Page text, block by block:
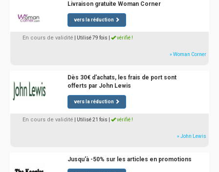
Livraison gratuite Woman Corner
vers la réduction
En cours de validité | Utilisé 79 fois vérifié !
» Woman Corner
Dès 30€ d'achats, les frais de port sont
offerts par John Lewis
vers la réduction
En cours de validité | Utilisé 21 fois vérifié !
» John Lewis
Jusqu'à -50% sur les articles en promotions